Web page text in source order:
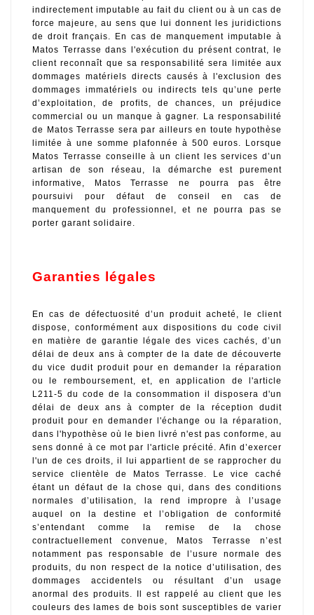
indirectement imputable au fait du client ou à un cas de
force majeure, au sens que lui donnent les juridictions
de droit français. En cas de manquement imputable à
Matos Terrasse dans l'exécution du présent contrat, le
client reconnaît que sa responsabilité sera limitée aux
dommages matériels directs causés à l'exclusion des
dommages immatériels ou indirects tels qu’une perte
d’exploitation, de profits, de chances, un préjudice
commercial ou un manque à gagner. La responsabilité
de Matos Terrasse sera par ailleurs en toute hypothèse
limitée à une somme plafonnée à 500 euros. Lorsque
Matos Terrasse conseille à un client les services d’un
artisan de son réseau, la démarche est purement
informative, Matos Terrasse ne pourra pas être
poursuivi pour défaut de conseil en cas de
manquement du professionnel, et ne pourra pas se
porter garant solidaire.
Garanties légales
En cas de défectuosité d’un produit acheté, le client
dispose, conformément aux dispositions du code civil
en matière de garantie légale des vices cachés, d’un
délai de deux ans à compter de la date de découverte
du vice dudit produit pour en demander la réparation
ou le remboursement, et, en application de l'article
L211-5 du code de la consommation il disposera d'un
délai de deux ans à compter de la réception dudit
produit pour en demander l'échange ou la réparation,
dans l'hypothèse où le bien livré n'est pas conforme, au
sens donné à ce mot par l'article précité. Afin d’exercer
l'un de ces droits, il lui appartient de se rapprocher du
service clientèle de Matos Terrasse. Le vice caché
étant un défaut de la chose qui, dans des conditions
normales d’utilisation, la rend impropre à l’usage
auquel on la destine et l’obligation de conformité
s’entendant comme la remise de la chose
contractuellement convenue, Matos Terrasse n’est
notamment pas responsable de l’usure normale des
produits, du non respect de la notice d’utilisation, des
dommages accidentels ou résultant d’un usage
anormal des produits. Il est rappelé au client que les
couleurs des lames de bois sont susceptibles de varier